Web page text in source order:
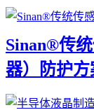
Sinan®传
器）防护方